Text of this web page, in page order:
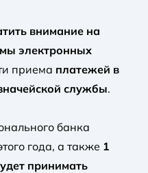
внимание на
электронных
приема платежей в
службы.
банка
года, а также 1
принимать